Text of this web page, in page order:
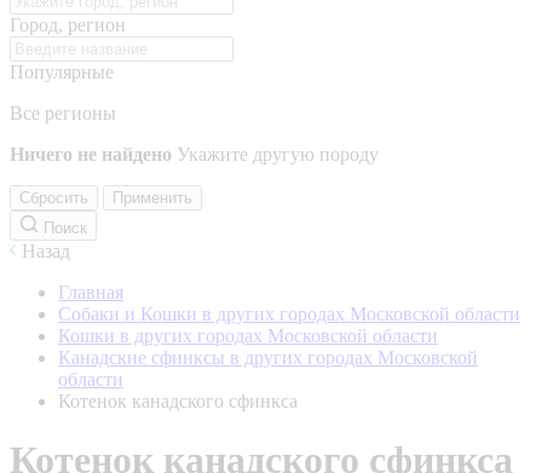
Город, регион
Популярные
Все регионы
Ничего не найдено Укажите другую породу
Сбросить
Применить
Поиск
Назад
Главная
Собаки и Кошки в других городах Московской области
Кошки в других городах Московской области
Канадские сфинксы в других городах Московской
области
Котенок канадского сфинкса
Котенок канадского сфинкса